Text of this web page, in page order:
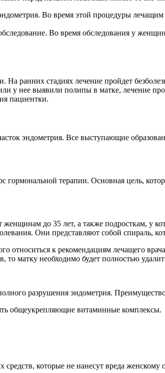
Во время этой процедуры лечащим
Во время обследования у
ранних стадиях лечение пройдет
у нее выявили полипы в матке, лечение
пациентки.
эндометрия. Все выступающие
гормональной терапии. Основная цель,
до 35 лет, а также подросткам, у
Они представляют собой спираль,
относиться к рекомендациям лечащего
то матку необходимо будет полностью
разрушения эндометрия.
общеукрепляющие витаминные комплексы.
которые не нанесут вреда женскому